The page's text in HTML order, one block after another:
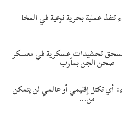
عملية بحرية نوعية في المخا
تحشيدات عسكرية في معسكر
صحن الجن بمأرب
أي تكتل إقليمي أو عالمي لن يتمكن
من…